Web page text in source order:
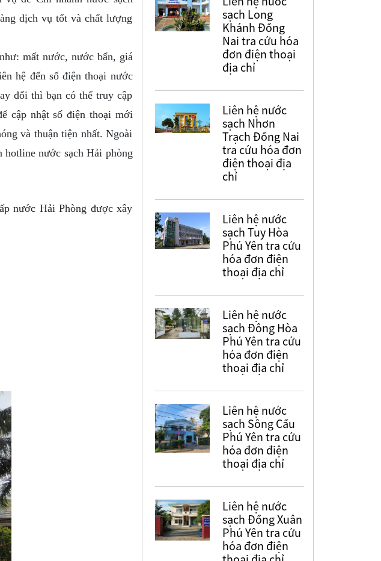
dịch vụ tốt và chất lượng
mất nước, nước bẩn, giá
hệ đến số điện thoại nước
đổi thì bạn có thể truy cập
cập nhật số điện thoại mới
và thuận tiện nhất. Ngoài
nước sạch Hải phòng
nước Hải Phòng được xây
sạch Long
Khánh Đồng
Nai tra cứu hóa
đơn điện thoại
địa chỉ
Liên hệ nước
sạch Nhơn
Trạch Đồng Nai
tra cứu hóa đơn
điện thoại địa
chỉ
Liên hệ nước
sạch Tuy Hòa
Phú Yên tra cứu
hóa đơn điện
thoại địa chỉ
Liên hệ nước
sạch Đông Hòa
Phú Yên tra cứu
hóa đơn điện
thoại địa chỉ
Liên hệ nước
sạch Sông Cầu
Phú Yên tra cứu
hóa đơn điện
thoại địa chỉ
Liên hệ nước
sạch Đồng Xuân
Phú Yên tra cứu
hóa đơn điện